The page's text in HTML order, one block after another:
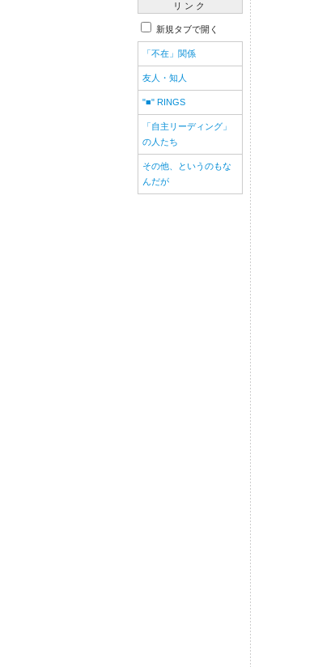
リンク
新規タブで開く
「不在」関係
友人・知人
"■" RINGS
「自主リーディング」
の人たち
その他、というのもな
んだが